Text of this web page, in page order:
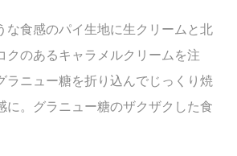
な食感のパイ生地に生クリームと北
クのあるキャラメルクリームを注
ラニュー糖を折り込んでじっくり焼
に。グラニュー糖のザクザクした食